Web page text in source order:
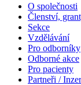
O společnosti
Členství,
Sekce
Vzdělávání
Pro odborníky
Odborné akce
Pro pacienty
Partneři /